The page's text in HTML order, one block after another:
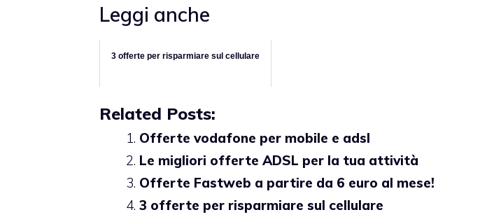
Leggi anche
3 offerte per risparmiare sul cellulare
Related Posts:
Offerte vodafone per mobile e adsl
Le migliori offerte ADSL per la tua attività
Offerte Fastweb a partire da 6 euro al mese!
3 offerte per risparmiare sul cellulare